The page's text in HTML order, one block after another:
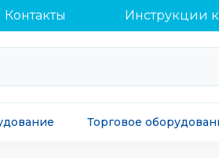
Контакты Инструкции
Торговое